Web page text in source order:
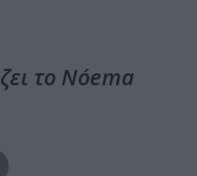
το Nóema